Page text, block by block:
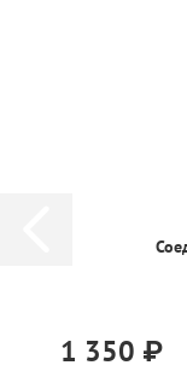
1 350 ₽